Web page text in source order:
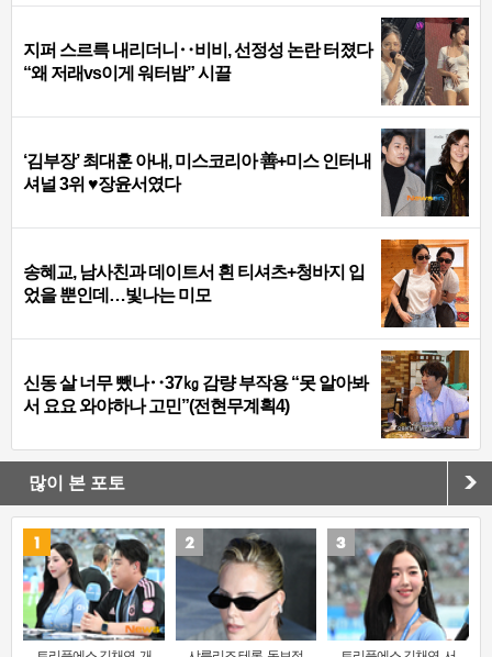
지퍼 스르륵 내리더니‥비비, 선정성 논란 터졌다
“왜 저래vs이게 워터밤” 시끌
‘김부장’ 최대훈 아내, 미스코리아 善+미스 인터내
셔널 3위 ♥장윤서였다
송혜교, 남사친과 데이트서 흰 티셔츠+청바지 입
었을 뿐인데…빛나는 미모
신동 살 너무 뺐나‥37㎏ 감량 부작용 “못 알아봐
서 요요 와야하나 고민”(전현무계획4)
많이 본 포토